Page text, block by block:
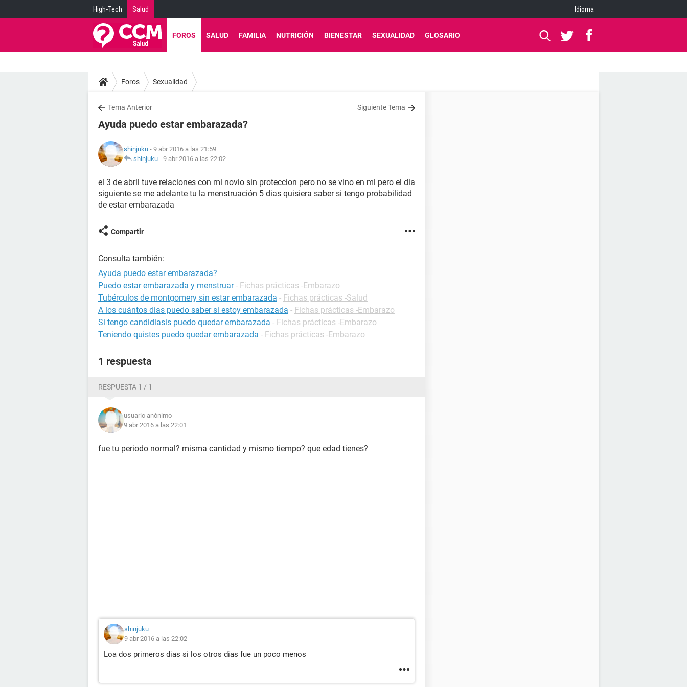
High-Tech Salud Idioma
FOROS SALUD FAMILIA NUTRICIÓN BIENESTAR SEXUALIDAD GLOSARIO
Foros Sexualidad
Tema Anterior Siguiente Tema
Ayuda puedo estar embarazada?
shinjuku - 9 abr 2016 a las 21:59
shinjuku - 9 abr 2016 a las 22:02
el 3 de abril tuve relaciones con mi novio sin proteccion pero no se vino en mi pero el dia
siguiente se me adelante tu la menstruación 5 dias quisiera saber si tengo probabilidad
de estar embarazada
Compartir
Consulta también:
Ayuda puedo estar embarazada?
Puedo estar embarazada y menstruar - Fichas prácticas -Embarazo
Tubérculos de montgomery sin estar embarazada - Fichas prácticas -Salud
A los cuántos dias puedo saber si estoy embarazada - Fichas prácticas -Embarazo
Si tengo candidiasis puedo quedar embarazada - Fichas prácticas -Embarazo
Teniendo quistes puedo quedar embarazada - Fichas prácticas -Embarazo
1 respuesta
RESPUESTA 1 / 1
usuario anónimo
9 abr 2016 a las 22:01
fue tu periodo normal? misma cantidad y mismo tiempo? que edad tienes?
shinjuku
9 abr 2016 a las 22:02
Loa dos primeros dias si los otros dias fue un poco menos